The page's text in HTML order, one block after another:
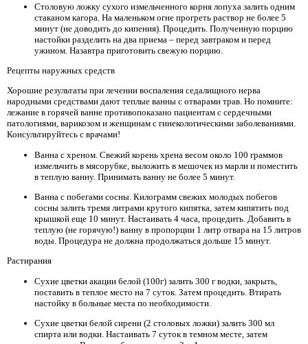
Столовую ложку сухого измельченного корня лопуха залить одним
стаканом кагора. На маленьком огне прогреть раствор не более 5
минут (не доводить до кипения). Процедить. Полученную порцию
настойки разделить на два приема – перед завтраком и перед
ужином. Назавтра приготовить свежую порцию.
Рецепты наружных средств
Хорошие результаты при лечении воспаления седалищного нерва
народными средствами дают теплые ванны с отварами трав. Но помните:
лежание в горячей ванне противопоказано пациентам с сердечными
патологиями, варикозом и женщинам с гинекологическими заболеваниями.
Консультируйтесь с врачами!
Ванна с хреном. Свежий корень хрена весом около 100 граммов
измельчить в мясорубке, выложить в мешочек из марли и поместить
в теплую ванну. Принимать ванну не более 5 минут.
Ванна с побегами сосны. Килограмм свежих молодых побегов
сосны залить тремя литрами крутого кипятка, затем кипятить под
крышкой еще 10 минут. Настаивать 4 часа, процедить. Добавить в
теплую (не горячую!) ванну в пропорции 1 литр отвара на 15 литров
воды. Процедура не должна продолжаться дольше 15 минут.
Растирания
Сухие цветки акации белой (100г) залить 300 г водки, закрыть,
поставить в теплое место на 7 суток. Затем процедить. Втирать
настойку в больные места по необходимости.
Сухие цветки белой сирени (2 столовых ложки) залить 300 мл
спирта или водки. Настаивать 7 суток в темном месте, затем